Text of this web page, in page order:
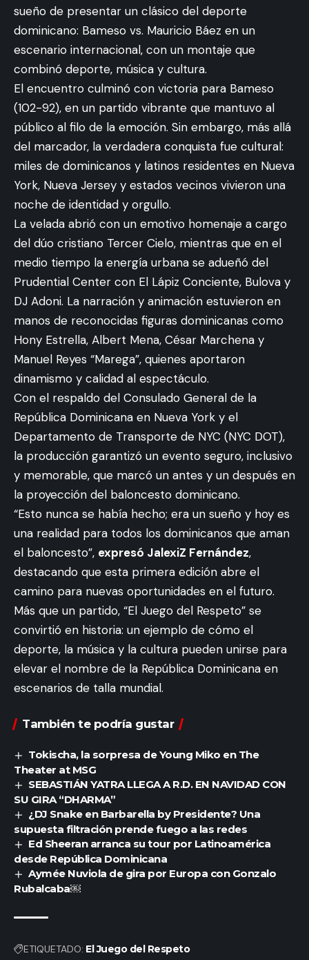
sueño de presentar un clásico del deporte
dominicano: Bameso vs. Mauricio Báez en un
escenario internacional, con un montaje que
combinó deporte, música y cultura.
El encuentro culminó con victoria para Bameso
(102-92), en un partido vibrante que mantuvo al
público al filo de la emoción. Sin embargo, más allá
del marcador, la verdadera conquista fue cultural:
miles de dominicanos y latinos residentes en Nueva
York, Nueva Jersey y estados vecinos vivieron una
noche de identidad y orgullo.
La velada abrió con un emotivo homenaje a cargo
del dúo cristiano Tercer Cielo, mientras que en el
medio tiempo la energía urbana se adueñó del
Prudential Center con El Lápiz Conciente, Bulova y
DJ Adoni. La narración y animación estuvieron en
manos de reconocidas figuras dominicanas como
Hony Estrella, Albert Mena, César Marchena y
Manuel Reyes “Marega”, quienes aportaron
dinamismo y calidad al espectáculo.
Con el respaldo del Consulado General de la
República Dominicana en Nueva York y el
Departamento de Transporte de NYC (NYC DOT),
la producción garantizó un evento seguro, inclusivo
y memorable, que marcó un antes y un después en
la proyección del baloncesto dominicano.
“Esto nunca se había hecho; era un sueño y hoy es
una realidad para todos los dominicanos que aman
el baloncesto”, expresó JalexiZ Fernández,
destacando que esta primera edición abre el
camino para nuevas oportunidades en el futuro.
Más que un partido, “El Juego del Respeto” se
convirtió en historia: un ejemplo de cómo el
deporte, la música y la cultura pueden unirse para
elevar el nombre de la República Dominicana en
escenarios de talla mundial.
También te podría gustar
Tokischa, la sorpresa de Young Miko en The
Theater at MSG
SEBASTIÁN YATRA LLEGA A R.D. EN NAVIDAD CON
SU GIRA “DHARMA”
¿DJ Snake en Barbarella by Presidente? Una
supuesta filtración prende fuego a las redes
Ed Sheeran arranca su tour por Latinoamérica
desde República Dominicana
Aymée Nuviola de gira por Europa con Gonzalo
Rubalcaba￼
ETIQUETADO: El Juego del Respeto